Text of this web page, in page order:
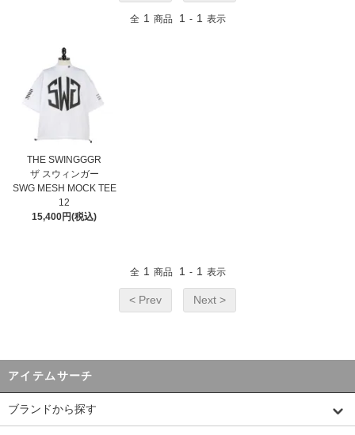
全 1 商品 1 - 1 表示
THE SWINGGGR
ザ スウィンガー
SWG MESH MOCK TEE
12
15,400円(税込)
全 1 商品 1 - 1 表示
< Prev Next >
アイテムサーチ
ブランドから探す